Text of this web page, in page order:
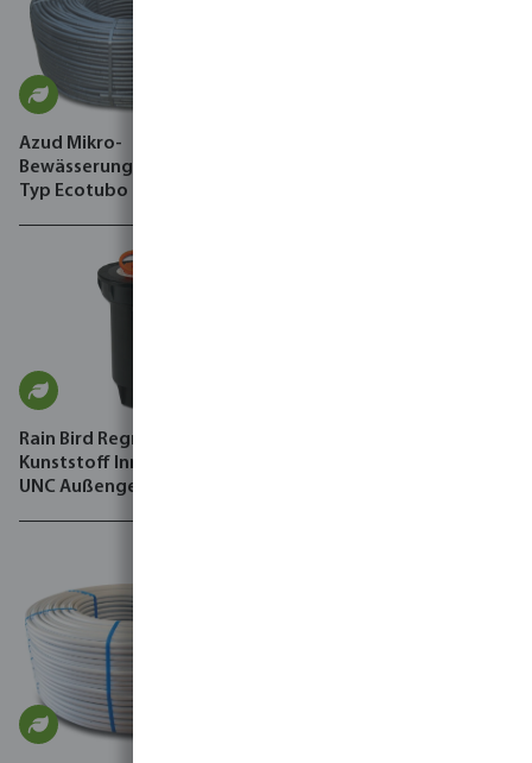
Azud Mikro-
Bewässerungsschlauch PE
Typ Ecotubo
Rain Bird Regner Basis
Kunststoff Innengewinde x
UNC Außengewinde